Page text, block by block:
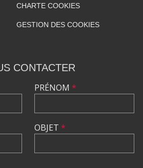
CHARTE COOKIES
GESTION DES COOKIES
CONTACTER
PRÉNOM *
OBJET *